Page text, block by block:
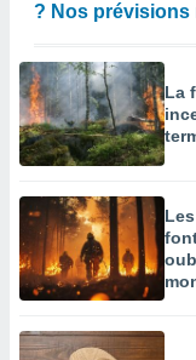
? Nos prévisions
La